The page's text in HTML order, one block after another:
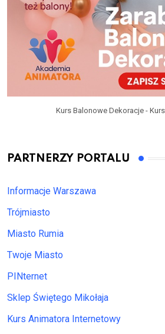
Kurs Balonowe Dekoracje -
PARTNERZY PORTALU
Informacje Warszawa
Trójmiasto
Miasto Rumia
Twoje Miasto
PINternet
Sklep Świętego Mikołaja
Kurs Animatora Internetowy